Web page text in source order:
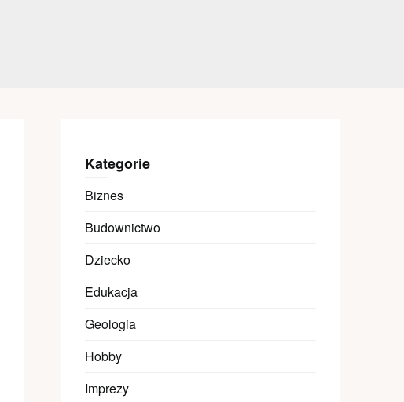
Kategorie
Biznes
Budownictwo
Dziecko
Edukacja
Geologia
Hobby
Imprezy